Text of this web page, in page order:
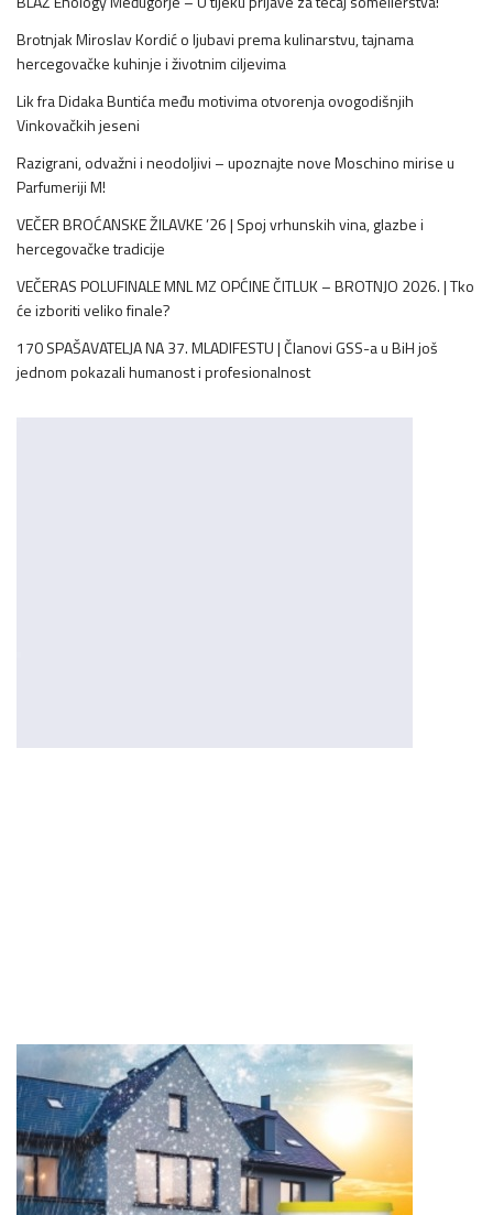
Brotnjak Miroslav Kordić o ljubavi prema kulinarstvu, tajnama
hercegovačke kuhinje i životnim ciljevima
Lik fra Didaka Buntića među motivima otvorenja ovogodišnjih
Vinkovačkih jeseni
Razigrani, odvažni i neodoljivi – upoznajte nove Moschino mirise u
Parfumeriji M!
VEČER BROĆANSKE ŽILAVKE ’26 | Spoj vrhunskih vina, glazbe i
hercegovačke tradicije
VEČERAS POLUFINALE MNL MZ OPĆINE ČITLUK – BROTNJO 2026. | Tko
će izboriti veliko finale?
170 SPAŠAVATELJA NA 37. MLADIFESTU | Članovi GSS-a u BiH još
jednom pokazali humanost i profesionalnost